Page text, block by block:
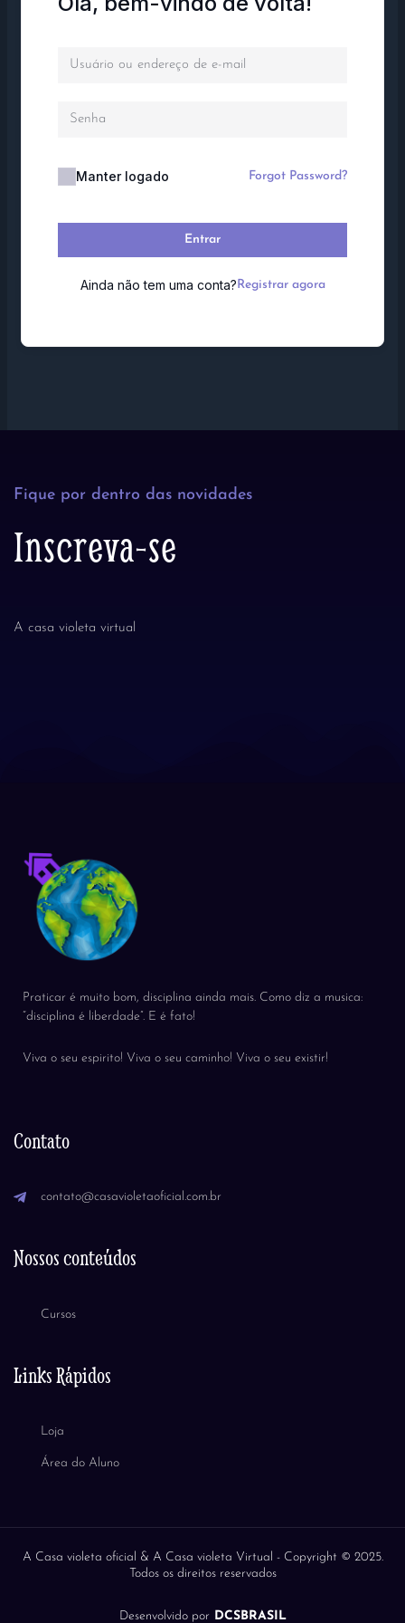
Manter logado Forgot Password?
Entrar
Ainda não tem uma conta? Registrar agora
Fique por dentro das novidades
Inscreva-se
A casa violeta virtual
Praticar é muito bom, disciplina ainda mais. Como diz a musica:
“disciplina é liberdade”. E é fato!
Viva o seu espirito! Viva o seu caminho! Viva o seu existir!
Contato
contato@casavioletaoficial.com.br
Nossos conteúdos
Cursos
Links Rápidos
Loja
Área do Aluno
A Casa violeta oficial & A Casa violeta Virtual - Copyright © 2025.
Todos os direitos reservados
Desenvolvido porDCSBRASIL